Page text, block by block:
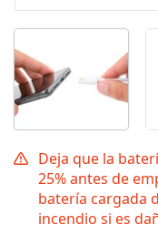
Deja que la
25% antes de
batería cargada
incendio si es